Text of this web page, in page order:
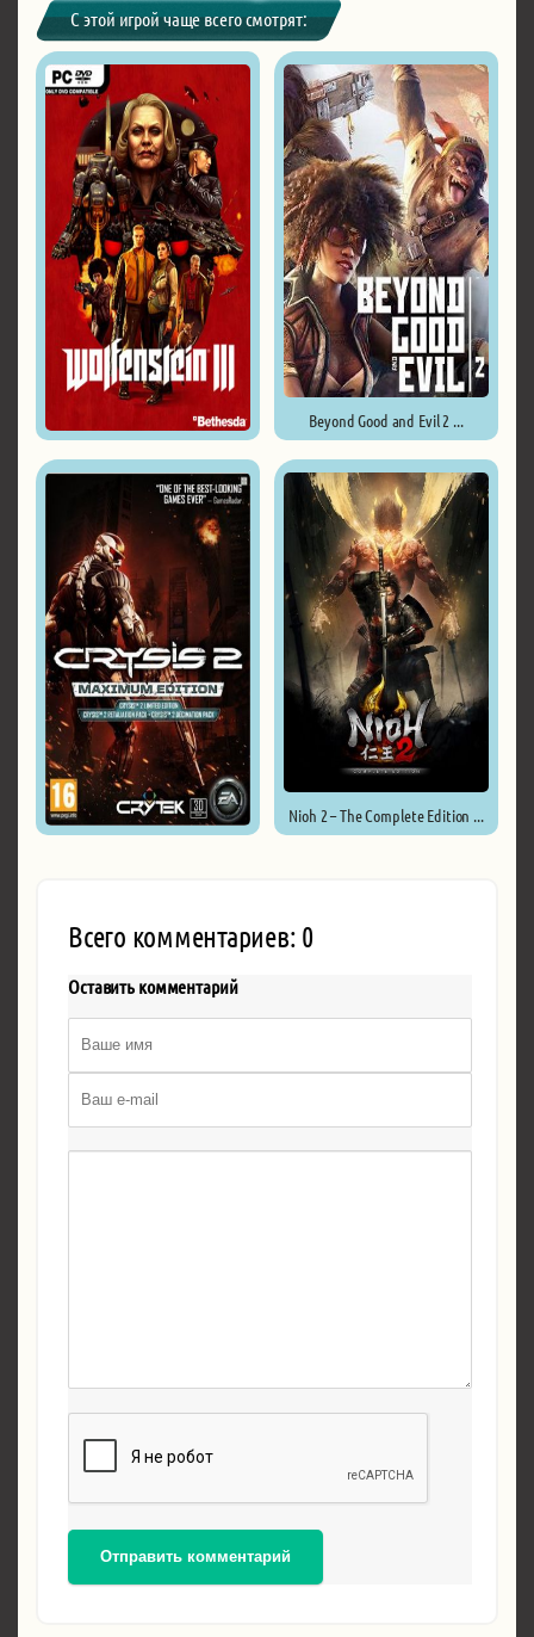
С этой игрой чаще всего смотрят:
Beyond Good and Evil 2 ...
Nioh 2 – The Complete Edition ...
Всего комментариев: 0
Оставить комментарий
Отправить комментарий